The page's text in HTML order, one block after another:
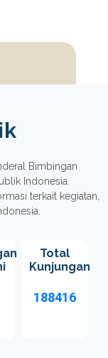
Bimbingan
Indonesia.
terkait kegiatan,
Total
Kunjungan
188416